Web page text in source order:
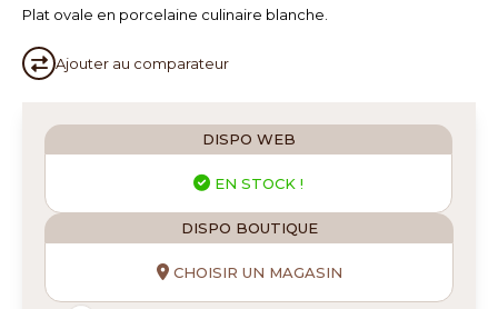
Plat ovale en porcelaine culinaire blanche.
Ajouter au comparateur
DISPO WEB
EN STOCK !
DISPO BOUTIQUE
CHOISIR UN MAGASIN